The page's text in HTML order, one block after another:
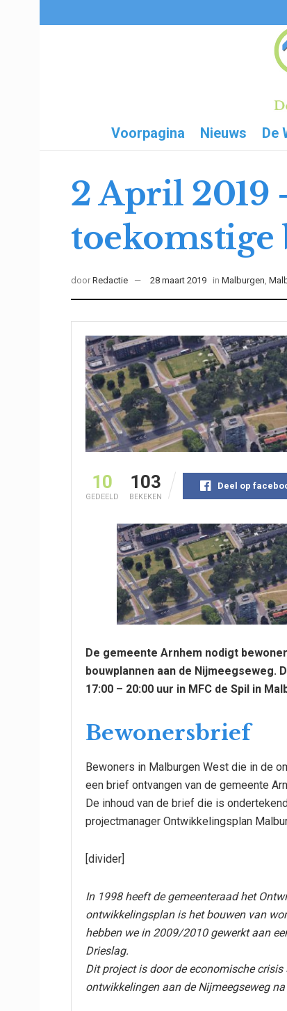
Voorpagina Nieuws De
2 April 2019
toekomstige
door Redactie 28 maart 2019 in Malburgen,
10
GEDEELD
103
BEKEKEN
Deel op
De gemeente Arnhem nodigt
bouwplannen aan de Nijmeegseweg.
17:00 – 20:00 uur in MFC de Spil in
Bewonersbrief
Bewoners in Malburgen West die in de
een brief ontvangen van de gemeente
De inhoud van de brief die is
projectmanager Ontwikkelingsplan
[divider]
In 1998 heeft de gemeenteraad het
ontwikkelingsplan is het bouwen van
hebben we in 2009/2010 gewerkt aan
Drieslag.
Dit project is door de economische
ontwikkelingen aan de Nijmeegseweg